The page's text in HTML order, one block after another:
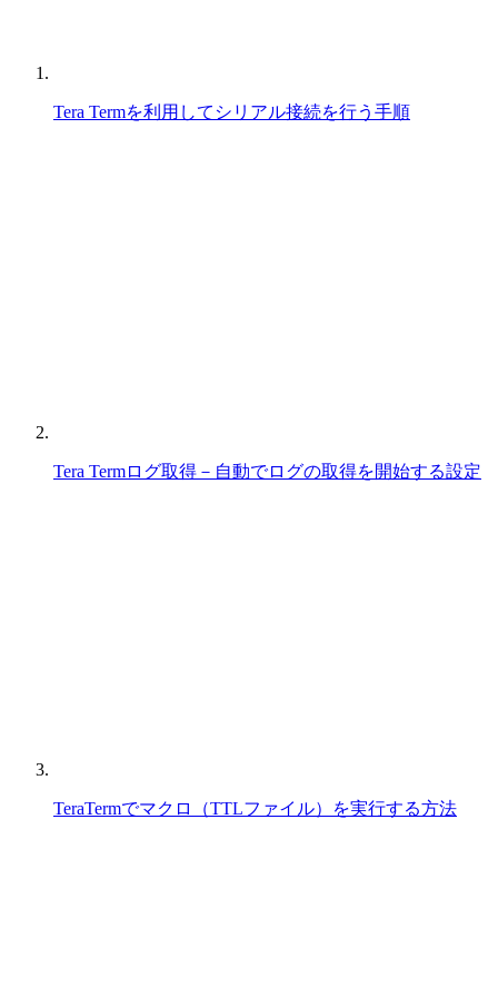
Tera Termを利用してシリアル接続を行う手順
Tera Termログ取得－自動でログの取得を開始する設定
TeraTermでマクロ（TTLファイル）を実行する方法